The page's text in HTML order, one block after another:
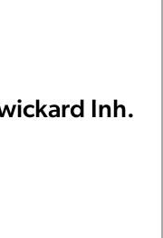
Inh.